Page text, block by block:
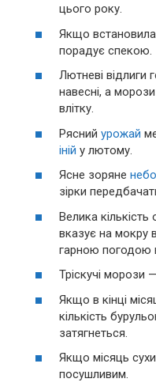
цього року.
Якщо
порадує спекою.
Лютневі відлиги
навесні, а
влітку.
Рясний урожай
іній у лютому.
Ясне зоряне небо
зірки
Велика
вказує на мокру
гарною погодою
Тріскучі морози
Якщо в кінці
кількість
затягнеться.
Якщо місяць
посушливим.